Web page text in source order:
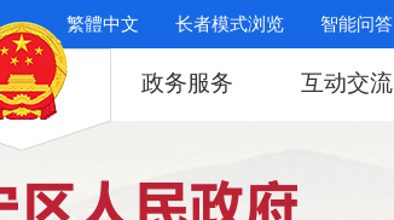
繁體中文 长者模式浏览 智能问答
政务服务 互动交流